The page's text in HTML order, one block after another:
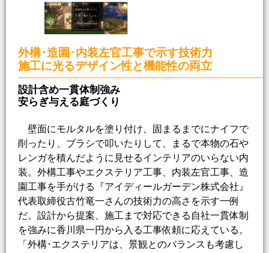
外構･造園･内装左官工事で示す技術力
施工に光るデザイン性と機能性の両立
設計含め一貫体制強み
安らぎ与える庭づくり
壁面にモルタルを塗り付け、固まるまでにナイフで
削ったり、ブラシで叩いたりして、まるで本物の石や
レンガを積んだように見せるインテリアのいらない内
装。外構工事やエクステリア工事、内装左官工事、造
園工事を手がける『アイディールガーデン株式会社』
代表取締役古竹竜一さんの技術力の高さを示す一例
だ。設計から提案、施工まで対応できる自社一貫体制
を強みに香川県一円から入る工事依頼に応えている。
「外構･エクステリアは、景観とのバランスも考慮し